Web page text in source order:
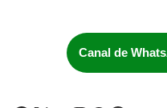
Canal de